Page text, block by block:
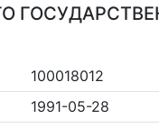
100018012
1991-05-28